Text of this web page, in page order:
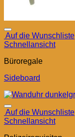
Auf die Wunschliste
Schnellansicht
Büroregale
Sideboard
Auf die Wunschliste
Schnellansicht